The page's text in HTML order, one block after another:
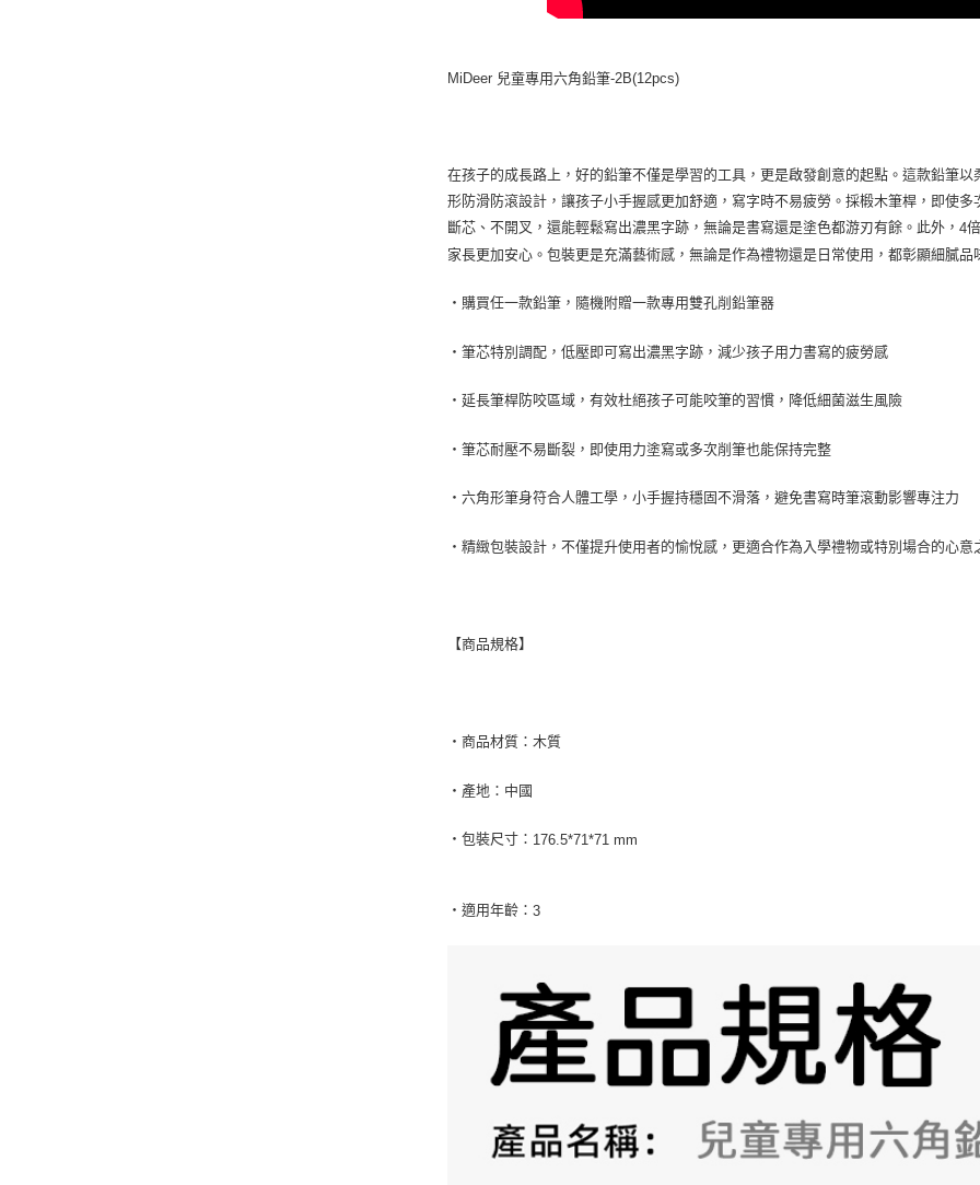
MiDeer 兒童專用六角鉛筆-2B(12pcs)
在孩子的成長路上，好的鉛筆不僅是學習的工具，更是啟發創意的起點。這款鉛筆
形防滑防滾設計，讓孩子小手握感更加舒適，寫字時不易疲勞。採椴木筆桿，即使
斷芯、不開叉，還能輕鬆寫出濃黑字跡，無論是書寫還是塗色都游刃有餘。此外，4
家長更加安心。包裝更是充滿藝術感，無論是作為禮物還是日常使用，都彰顯細膩品
・購買任一款鉛筆，隨機附贈一款專用雙孔削鉛筆器
・筆芯特別調配，低壓即可寫出濃黑字跡，減少孩子用力書寫的疲勞感
・延長筆桿防咬區域，有效杜絕孩子可能咬筆的習慣，降低細菌滋生風險
・筆芯耐壓不易斷裂，即使用力塗寫或多次削筆也能保持完整
・六角形筆身符合人體工學，小手握持穩固不滑落，避免書寫時筆滾動影響專注力
・精緻包裝設計，不僅提升使用者的愉悅感，更適合作為入學禮物或特別場合的心意
【商品規格】
‧商品材質：木質
‧產地：中國
‧包裝尺寸： 176.5*71*71 mm
‧適用年齡：3